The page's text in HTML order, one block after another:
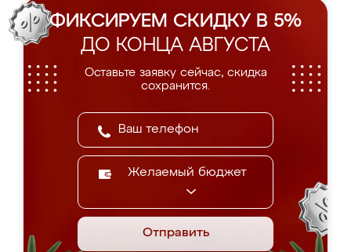
ФИКСИРУЕМ СКИДКУ В 5%
ДО КОНЦА АВГУСТА
Оставьте заявку сейчас, скидка
сохранится.
Желаемый бюджет
Отправить